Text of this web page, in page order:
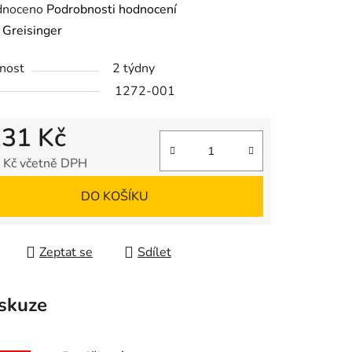
Podrobnosti hodnocení
Greisinger
2 týdny
1272-001
Kč
včetně DPH
DO KOŠÍKU
Zeptat se Sdílet